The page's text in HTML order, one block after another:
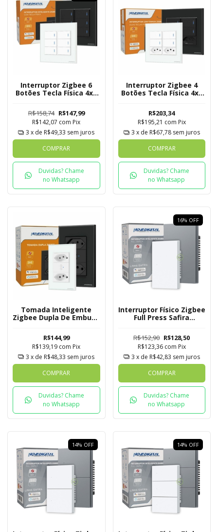
Interruptor Zigbee 6
Botões Tecla Física 4x4
R$158,74 R$147,99
R$142,07 com Pix
3 x de R$49,33 sem juros
COMPRAR
Duvidas? Chame
no Whatsapp
Interruptor Zigbee 4
Botões Tecla Física 4x4
Novadigital Tuya
R$203,34
R$195,21 com Pix
3 x de R$67,78 sem juros
COMPRAR
Duvidas? Chame
no Whatsapp
Tomada Inteligente
Zigbee Dupla De Embutir
R$144,99
R$139,19 com Pix
3 x de R$48,33 sem juros
COMPRAR
Duvidas? Chame
no Whatsapp
16% OFF
Interruptor Físico Zigbee
Full Press Safira
R$152,90 R$128,50
R$123,36 com Pix
3 x de R$42,83 sem juros
COMPRAR
Duvidas? Chame
no Whatsapp
14% OFF 14% OFF